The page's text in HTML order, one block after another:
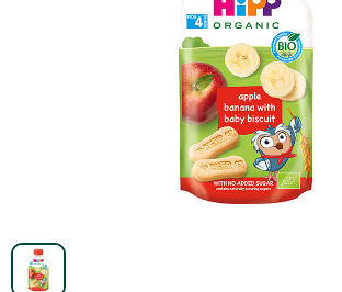
Facebook
WhatsApp
X (Twitter)
Email
Kopiraj link